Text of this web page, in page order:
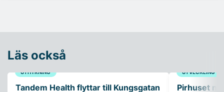
Läs också
UTHYRNING
Tandem Health flyttar till Kungsgatan
UTVECKLING
Pirhuset